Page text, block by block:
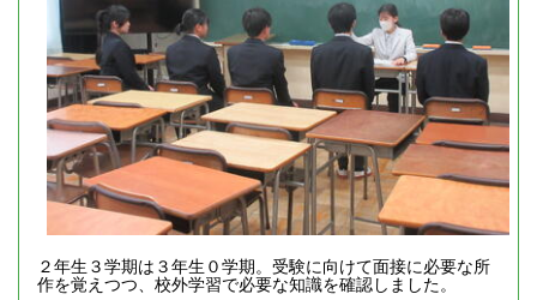
２年生３学期は３年生０学期。受験に向けて面接に必要な所
作を覚えつつ、校外学習で必要な知識を確認しました。